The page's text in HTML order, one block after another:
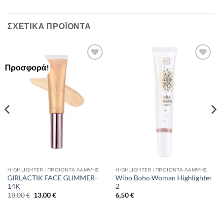
ΣΧΕΤΙΚΆ ΠΡΟΪΌΝΤΑ
Προσφορά!
HIGHLIGHTER | ΠΡΟΪΌΝΤΑ ΛΆΜΨΗΣ
GIRLACTIK FACE GLIMMER-
14K
18,00€ Original
price
13,00€Η
HIGHLIGHTER | ΠΡΟΪΌΝΤΑ ΛΆΜΨΗΣ
Wibo Boho Woman Highlighter
2
6,50€